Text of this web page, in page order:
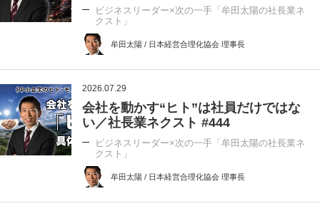
ビジネスリーダー×次の一手「牟田太陽の社長業ネ
クスト」
牟田太陽 / 日本経営合理化協会 理事長
2026.07.29
会社を動かす“ヒト”は社員だけではな
い／社長業ネクスト #444
ビジネスリーダー×次の一手「牟田太陽の社長業ネ
クスト」
牟田太陽 / 日本経営合理化協会 理事長